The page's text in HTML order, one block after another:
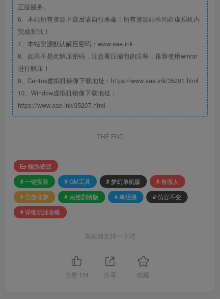
正版服务。
6、本站所有资源下载后请自行杀毒！所有资源站长均在虚拟机内
完成测试！
7、本站资源默认解压密码：www.aae.ink
8、如果不是此解压密码，注意看压缩包的注释，推荐使用winrar
进行解压！
9、Centos虚拟机镜像下载地址：https://www.aae.ink/35201.html
10、Window虚拟机镜像下载地址：
https://www.aae.ink/35207.html
THE END
端游资源
# 一键安装
# GM工具 # 梦幻单机版
# 有假人
# 笑傲仙梦
# 完整剧情版 # 单经脉
# 仿官不变
# 详细玩法攻略
喜欢就支持一下吧
点赞 124 分享 收藏